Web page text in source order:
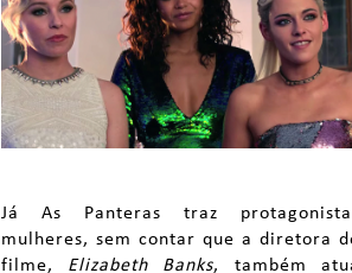
Já As Panteras traz
mulheres, sem contar que a diretora
filme, Elizabeth Banks, também